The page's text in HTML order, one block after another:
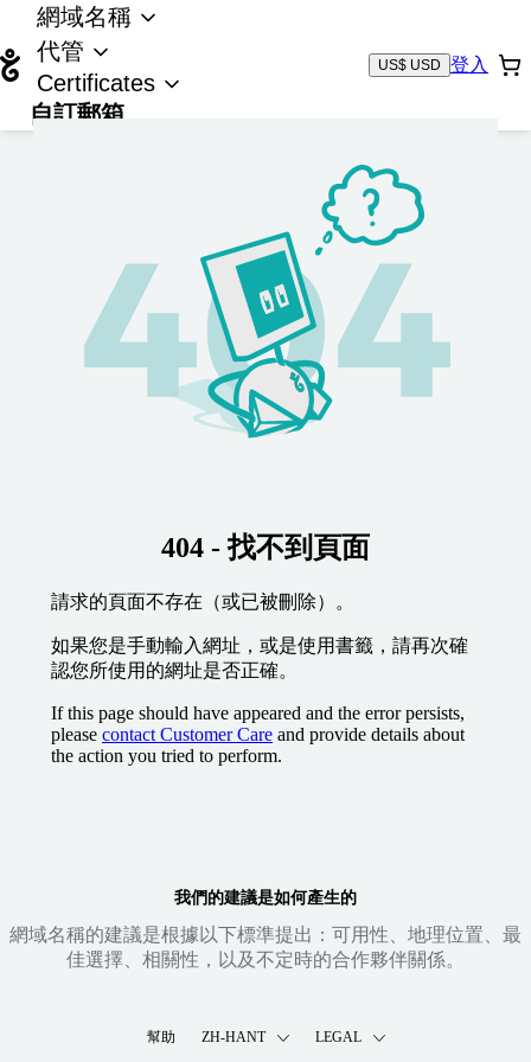
網域名稱
代管
Certificates
自訂郵箱
US$ USD 登入
404 - 找不到頁面
請求的頁面不存在（或已被刪除）。
如果您是手動輸入網址，或是使用書籤，請再次確
認您所使用的網址是否正確。
If this page should have appeared and the error persists,
please contact Customer Care and provide details about
the action you tried to perform.
我們的建議是如何產生的
網域名稱的建議是根據以下標準提出：可用性、地理位置、最
佳選擇、相關性，以及不定時的合作夥伴關係。
幫助 ZH-HANT LEGAL